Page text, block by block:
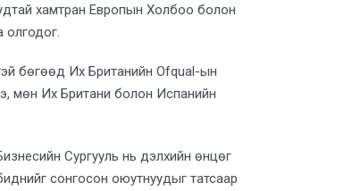
хамтран Европын Холбоо болон
бөгөөд Их Британийн Ofqual-ын
мөн Их Британи болон Испанийн
Сургууль нь дэлхийн өнцөг
сонгосон оюутнуудыг татсаар